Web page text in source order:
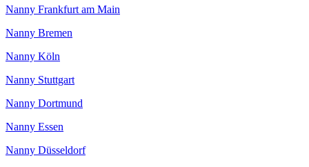
Nanny Frankfurt am Main
Nanny Bremen
Nanny Köln
Nanny Stuttgart
Nanny Dortmund
Nanny Essen
Nanny Düsseldorf